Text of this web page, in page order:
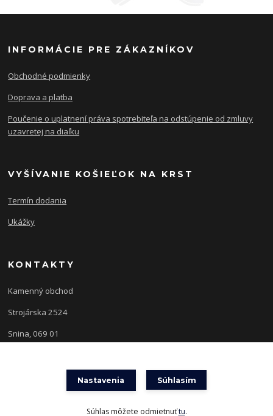
INFORMÁCIE PRE ZÁKAZNÍKOV
Obchodné podmienky
Doprava a platba
Poučenie o uplatnení práva spotrebiteľa na odstúpenie od zmluvy
uzavretej na diaľku
VYŠÍVANIE KOŠIEĽOK NA KRST
Termín dodania
Ukážky
KONTAKTY
Kamenný obchod
Strojárska 2524
Snina, 069 01
Nastavenia Súhlasím
Súhlas môžete odmietnuťtu.